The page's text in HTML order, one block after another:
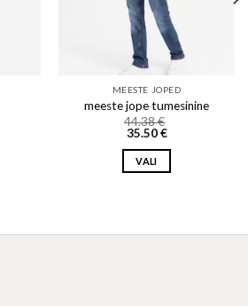
MEESTE JOPED
meeste jope tumesinine
44.38€
35.50€
VALI
multiple